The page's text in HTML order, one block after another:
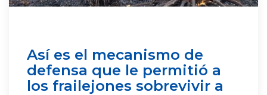
Así es el mecanismo de
defensa que le permitió a
los frailejones sobrevivir a